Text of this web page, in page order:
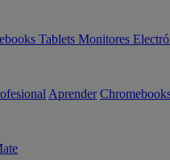
Tablets Monitores
Aprender